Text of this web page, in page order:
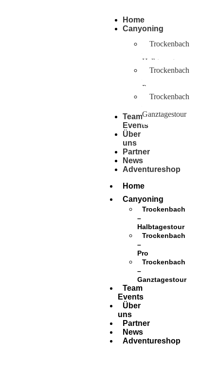
Home
Canyoning
Trockenbach
Halbtagestour
Trockenbach
Pro
Trockenbach
Ganztagestour
Team
Events
Über
uns
Partner
News
Adventureshop
Home
Canyoning
Trockenbach
–
Halbtagestour
Trockenbach
–
Pro
Trockenbach
–
Ganztagestour
Team
Events
Über
uns
Partner
News
Adventureshop